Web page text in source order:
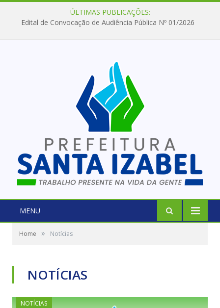
ÚLTIMAS PUBLICAÇÕES:
Edital de Convocação de Audiência Pública Nº 01/2026
MENU
Home » Notícias
NOTÍCIAS
NOTÍCIAS